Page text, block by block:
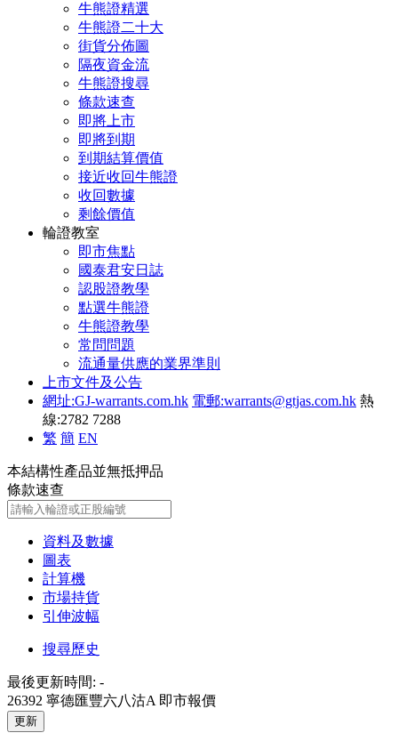
牛熊證精選
牛熊證二十大
街貨分佈圖
隔夜資金流
牛熊證搜尋
條款速查
即將上市
即將到期
到期結算價值
接近收回牛熊證
收回數據
剩餘價值
輪證教室
即市焦點
國泰君安日誌
認股證教學
點選牛熊證
牛熊證教學
常問問題
流通量供應的業界準則
上市文件及公告
網址:GJ-warrants.com.hk 電郵:warrants@gtjas.com.hk 熱
線:2782 7288
繁 簡 EN
本結構性產品並無抵押品
條款速查
資料及數據
圖表
計算機
市場持貨
引伸波幅
搜尋歷史
最後更新時間: -
26392 寧德匯豐六八沽A 即市報價
更新